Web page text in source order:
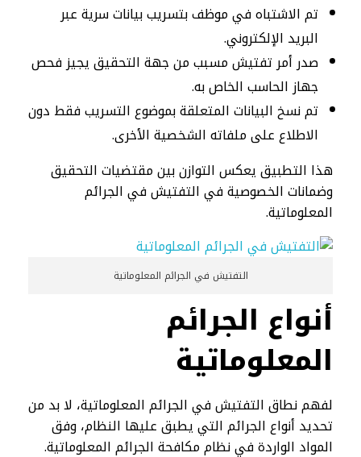
تم الاشتباه في موظف بتسريب بيانات سرية عبر
البريد الإلكتروني.
صدر أمر تفتيش مسبب من جهة التحقيق يجيز فحص
جهاز الحاسب الخاص به.
تم نسخ البيانات المتعلقة بموضوع التسريب فقط دون
الاطلاع على ملفاته الشخصية الأخرى.
هذا التطبيق يعكس التوازن بين مقتضيات التحقيق
وضمانات الخصوصية في التفتيش في الجرائم
المعلوماتية.
التفتيش في الجرائم المعلوماتية
أنواع الجرائم
المعلوماتية
لفهم نطاق التفتيش في الجرائم المعلوماتية، لا بد من
تحديد أنواع الجرائم التي يطبق عليها النظام، وفق
المواد الواردة في نظام مكافحة الجرائم المعلوماتية.